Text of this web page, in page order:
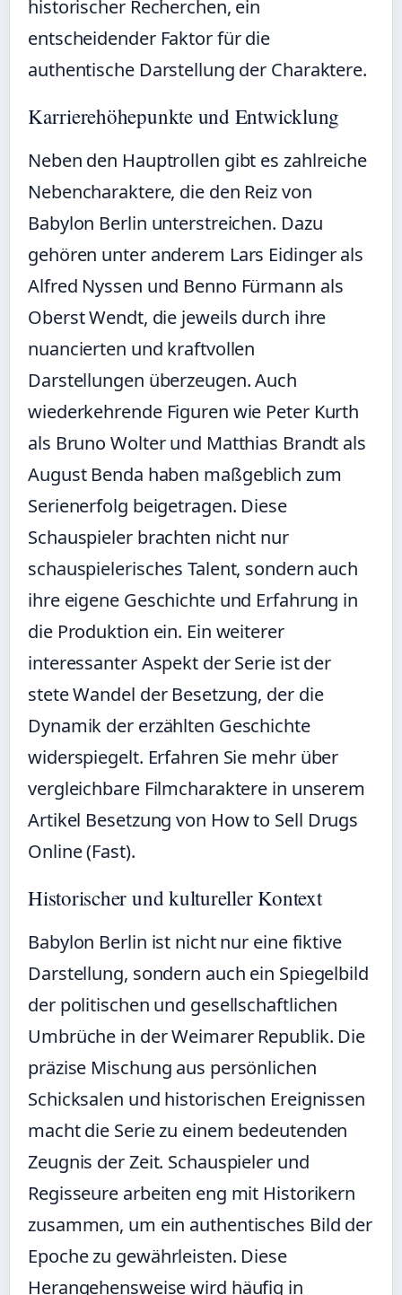
historischer Recherchen, ein
entscheidender Faktor für die
authentische Darstellung der Charaktere.
Karrierehöhepunkte und Entwicklung
Neben den Hauptrollen gibt es zahlreiche
Nebencharaktere, die den Reiz von
Babylon Berlin unterstreichen. Dazu
gehören unter anderem Lars Eidinger als
Alfred Nyssen und Benno Fürmann als
Oberst Wendt, die jeweils durch ihre
nuancierten und kraftvollen
Darstellungen überzeugen. Auch
wiederkehrende Figuren wie Peter Kurth
als Bruno Wolter und Matthias Brandt als
August Benda haben maßgeblich zum
Serienerfolg beigetragen. Diese
Schauspieler brachten nicht nur
schauspielerisches Talent, sondern auch
ihre eigene Geschichte und Erfahrung in
die Produktion ein. Ein weiterer
interessanter Aspekt der Serie ist der
stete Wandel der Besetzung, der die
Dynamik der erzählten Geschichte
widerspiegelt. Erfahren Sie mehr über
vergleichbare Filmcharaktere in unserem
Artikel Besetzung von How to Sell Drugs
Online (Fast).
Historischer und kultureller Kontext
Babylon Berlin ist nicht nur eine fiktive
Darstellung, sondern auch ein Spiegelbild
der politischen und gesellschaftlichen
Umbrüche in der Weimarer Republik. Die
präzise Mischung aus persönlichen
Schicksalen und historischen Ereignissen
macht die Serie zu einem bedeutenden
Zeugnis der Zeit. Schauspieler und
Regisseure arbeiten eng mit Historikern
zusammen, um ein authentisches Bild der
Epoche zu gewährleisten. Diese
Herangehensweise wird häufig in